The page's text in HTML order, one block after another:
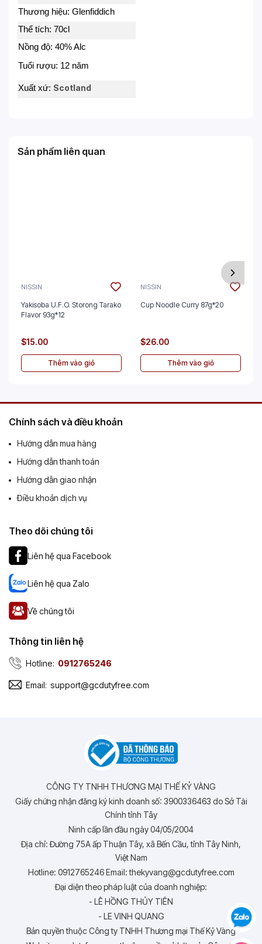
Thương hiệu: Glenfiddich
Thể tích: 70cl
Nồng độ: 40% Alc
Tuổi rượu: 12 năm
Xuất xứ: Scotland
Sản phẩm liên quan
NISSIN
Yakisoba U.F.O. Storong Tarako
Flavor 93g*12
$15.00
Thêm vào giỏ
NISSIN
Cup Noodle Curry 87g*20
$26.00
Thêm vào giỏ
Chính sách và điều khoản
Hướng dẫn mua hàng
Hướng dẫn thanh toán
Hướng dẫn giao nhận
Điều khoản dịch vụ
Theo dõi chúng tôi
Liên hệ qua Facebook
Liên hệ qua Zalo
Về chúng tôi
Thông tin liên hệ
Hotline: 0912765246
Email: support@gcdutyfree.com
CÔNG TY TNHH THƯƠNG MẠI THẾ KỶ VÀNG
Giấy chứng nhận đăng ký kinh doanh số: 3900336463 do Sở Tài
Chính tỉnh Tây
Ninh cấp lần đầu ngày 04/05/2004
Địa chỉ: Đường 75A ấp Thuận Tây, xã Bến Cầu, tỉnh Tây Ninh,
Việt Nam
Hotline: 0912765246 Email: thekyvang@gcdutyfree.com
Đại diện theo pháp luật của doanh nghiệp:
- LÊ HỒNG THỦY TIÊN
- LE VINH QUANG
Bản quyền thuộc Công ty TNHH Thương mại Thế Kỷ Vàng